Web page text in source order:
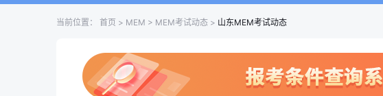
当前位置： 首页 > MEM > MEM考试动态 > 山东MEM考试动态